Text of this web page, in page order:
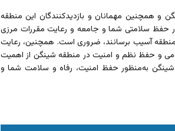
و همچنین مهمانان و بازدیدکنندگان این منطقه
حفظ سلامتی شما و جامعه و رعایت مقررات مرزی
آسیب برسانند، ضروری است. همچنین، رعایت
و حفظ نظم و امنیت در منطقه شینگن از اهمیت
شینگن به‌منظور حفظ امنیت، رفاه و سلامت شما و